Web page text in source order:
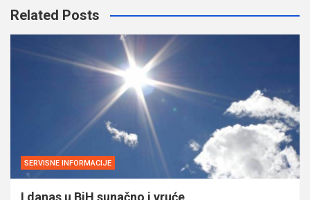
Related Posts
SERVISNE INFORMACIJE
I danas u BiH sunačno i vruće